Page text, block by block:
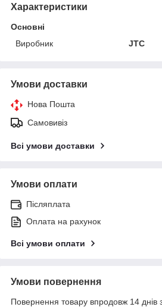
Характеристики
Основні
Виробник
JTC
Умови доставки
Нова Пошта
Самовивіз
Всі умови доставки
Умови оплати
Післяплата
Оплата на рахунок
Всі умови оплати
Умови повернення
Повернення товару впродовж 14 днів